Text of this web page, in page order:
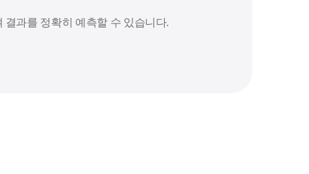
과를 정확히 예측할 수 있습니다.